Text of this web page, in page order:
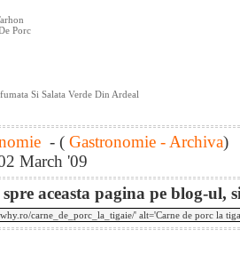
Porc
Si Salata Verde Din Ardeal
- ( Gastronomie - Archiva)
March '09
aceasta pagina pe blog-ul,